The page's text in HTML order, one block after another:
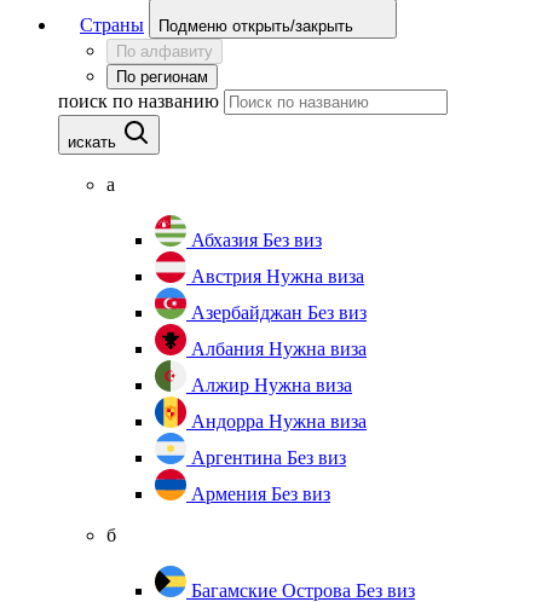
Страны
Подменю открыть/закрыть
По алфавиту
По регионам
поиск по названию
искать
а
Абхазия Без виз
Австрия Нужна виза
Азербайджан Без виз
Албания Нужна виза
Алжир Нужна виза
Андорра Нужна виза
Аргентина Без виз
Армения Без виз
б
Багамские Острова Без виз